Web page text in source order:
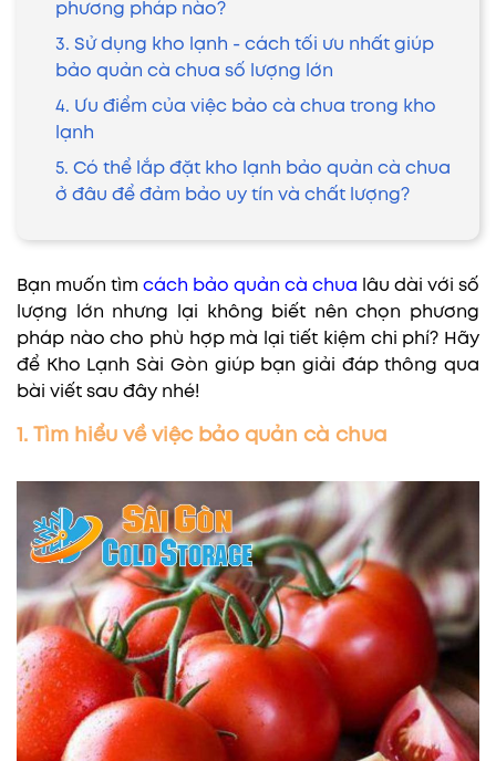
phương pháp nào?
3. Sử dụng kho lạnh - cách tối ưu nhất giúp
bảo quản cà chua số lượng lớn
4. Ưu điểm của việc bảo cà chua trong kho
lạnh
5. Có thể lắp đặt kho lạnh bảo quản cà chua
ở đâu để đảm bảo uy tín và chất lượng?
Bạn muốn tìm cách bảo quản cà chua lâu dài với số
lượng lớn nhưng lại không biết nên chọn phương
pháp nào cho phù hợp mà lại tiết kiệm chi phí? Hãy
để Kho Lạnh Sài Gòn giúp bạn giải đáp thông qua
bài viết sau đây nhé!
1. Tìm hiểu về việc bảo quản cà chua